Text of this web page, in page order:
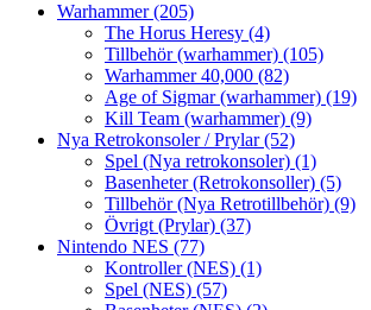
Warhammer(205)
The Horus Heresy (4)
Tillbehör (warhammer) (105)
Warhammer 40,000 (82)
Age of Sigmar (warhammer) (19)
Kill Team (warhammer) (9)
Nya Retrokonsoler / Prylar(52)
Spel (Nya retrokonsoler) (1)
Basenheter (Retrokonsoller) (5)
Tillbehör (Nya Retrotillbehör) (9)
Övrigt (Prylar) (37)
Nintendo NES (77)
Kontroller (NES) (1)
Spel (NES) (57)